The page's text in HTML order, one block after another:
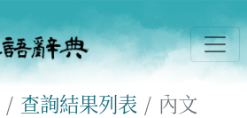
查詢結果列表 內文